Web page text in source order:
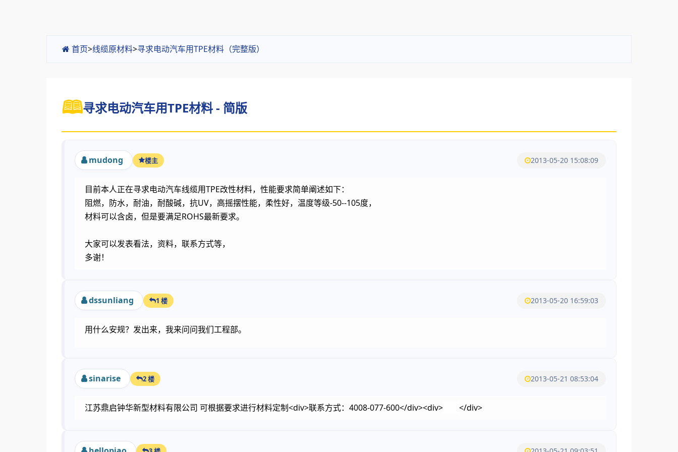
首页>线缆原材料>寻求电动汽车用TPE材料（完整版）
寻求电动汽车用TPE材料 - 简版
mudong 楼主 2013-05-20 15:08:09
目前本人正在寻求电动汽车线缆用TPE改性材料，性能要求简单阐述如下：
阻燃，防水，耐油，耐酸碱，抗UV，高摇摆性能，柔性好，温度等级-50--105度，
材料可以含卤，但是要满足ROHS最新要求。
大家可以发表看法，资料，联系方式等，
多谢！
dssunliang 1 楼 2013-05-20 16:59:03
用什么安规？发出来，我来问问我们工程部。
sinarise 2 楼 2013-05-21 08:53:04
江苏鼎启钟华新型材料有限公司 可根据要求进行材料定制<div>联系方式：4008-077-600</div><div> </div>